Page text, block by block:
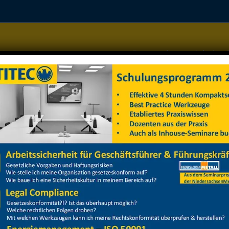
Managementsysteme Datenschutz
Flurförderfahrzeuge
Flurförderfahrzeuge